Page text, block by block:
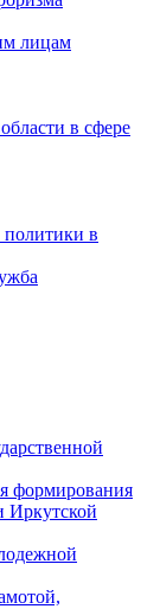
лицам
в сфере
политики в
формирования
Иркутской